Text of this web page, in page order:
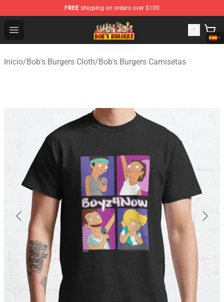
FREE shipping on orders over $100
Open menu
Bob's Burgers Store - Official Bob's Burgers Merchandise
Inicio/Bob's Burgers Cloth/Bob's Burgers Camisetas